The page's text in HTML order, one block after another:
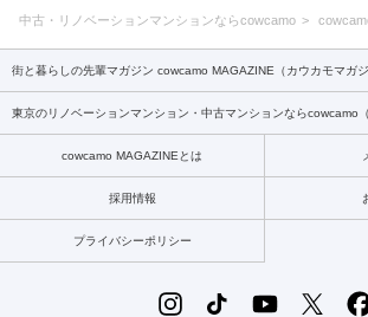
中古・リノベーションマンションならcowcamo
街と暮らしの先輩マガジン cowcamo MAGAZINE（カウカモマガ
東京のリノベーションマンション・中古マンションならcowcamo
cowcamo MAGAZINEとは
採用情報
プライバシーポリシー